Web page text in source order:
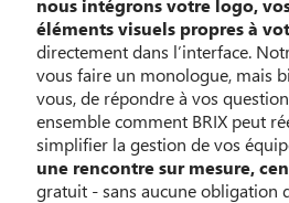
nous intégrons votre logo,
éléments visuels propres à
directement dans l’interface.
vous faire un monologue, mais
vous, de répondre à vos
ensemble comment BRIX peut
simplifier la gestion de vos
une rencontre sur mesure,
gratuit - sans aucune obligation